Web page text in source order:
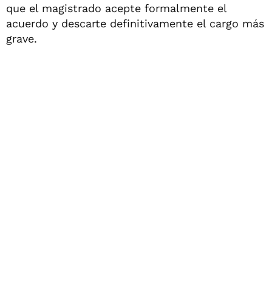
que el magistrado acepte formalmente el
acuerdo y descarte definitivamente el cargo más
grave.